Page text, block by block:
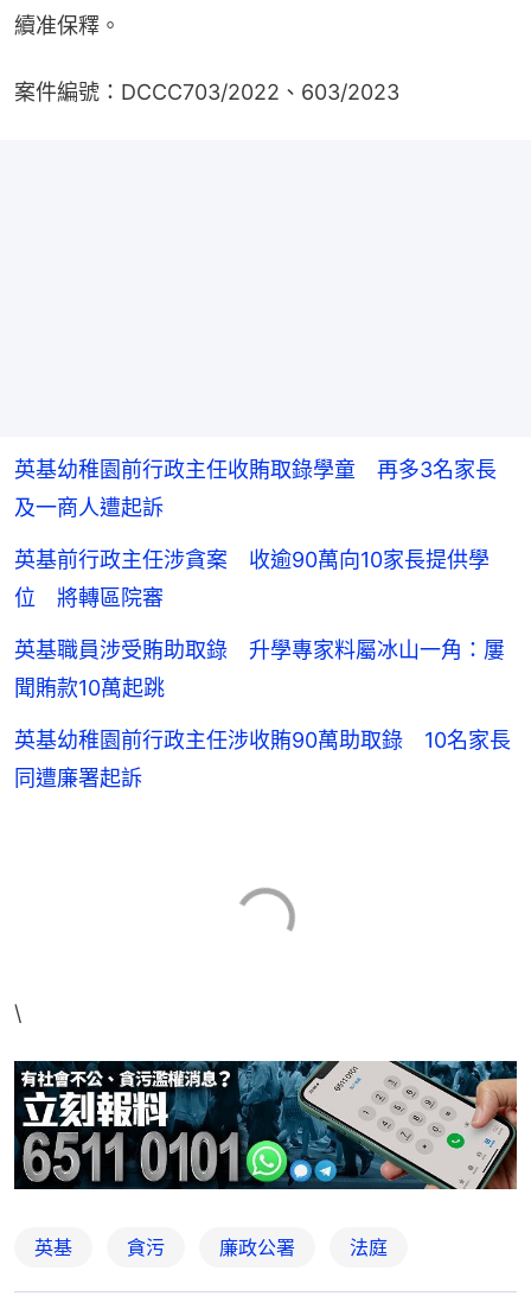
續准保釋。
案件編號：DCCC703/2022、603/2023
英基幼稚園前行政主任收賄取錄學童 再多3名家長
及一商人遭起訴
英基前行政主任涉貪案 收逾90萬向10家長提供學
位 將轉區院審
英基職員涉受賄助取錄 升學專家料屬冰山一角：屢
聞賄款10萬起跳
英基幼稚園前行政主任涉收賄90萬助取錄 10名家長
同遭廉署起訴
\
英基 貪污 廉政公署 法庭